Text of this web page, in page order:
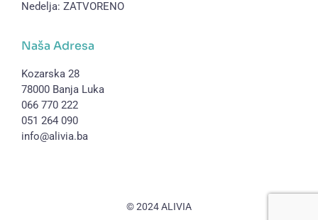
Nedelja: ZATVORENO
Naša Adresa
Kozarska 28
78000 Banja Luka
066 770 222
051 264 090
info@alivia.ba
© 2024 ALIVIA